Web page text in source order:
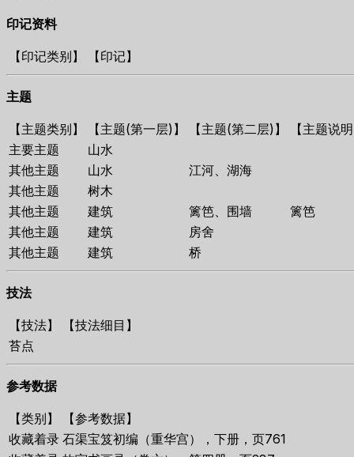
印记资料
【印记类别】 【印记】
主题
【主题类别】 【主题(第一层)】 【主题(第二层)】
【主题说
主要主题
山水
其他主题
山水
江河、湖海
其他主题
树木
其他主题
建筑 篱笆、围墙
篱笆
其他主题
建筑
房舍
其他主题
建筑 桥
技法
【技法】
【技法细目】
苔点
参考数据
【类别】
【参考数据】
收藏着录 石渠宝笈初编（重华宫），下册，页761